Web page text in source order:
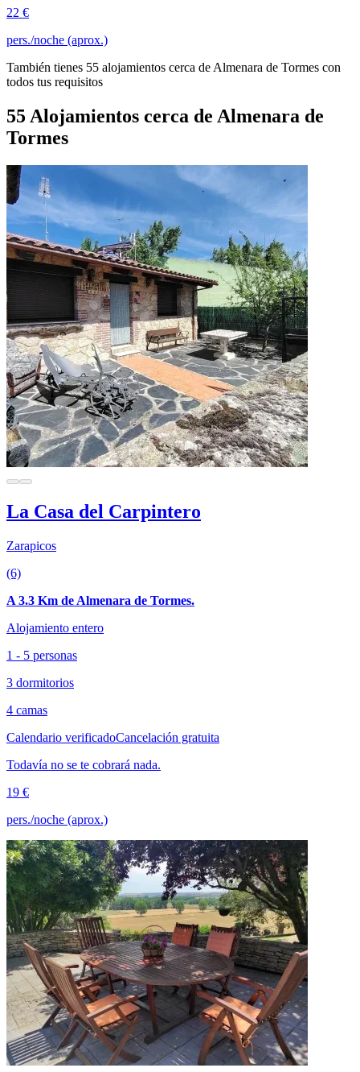
22 €
pers./noche (aprox.)
También tienes 55 alojamientos cerca de Almenara de Tormes con
todos tus requisitos
55 Alojamientos cerca de Almenara de
Tormes
La Casa del Carpintero
Zarapicos
(6)
A 3.3 Km de Almenara de Tormes.
Alojamiento entero
1 - 5 personas
3 dormitorios
4 camas
Calendario verificadoCancelación gratuita
Todavía no se te cobrará nada.
19 €
pers./noche (aprox.)